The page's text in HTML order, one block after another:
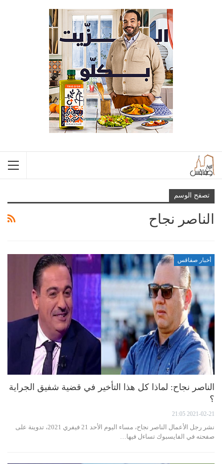
تصفح الوسم
الناصر نجاح
أخبار صفاقس
الناصر نجاح: لماذا كل هذا التأخير في قضية شفيق الجراية
؟
2021-02-21 21:05
نشر رجل الأعمال الناصر نجاح، مساء اليوم الأحد 21 فيفري 2021، تدوينة على
صفحته في الفايسبوك تساءل فيها…